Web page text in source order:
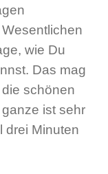
wie Du
Das mag
schönen
ist sehr
drei Minuten